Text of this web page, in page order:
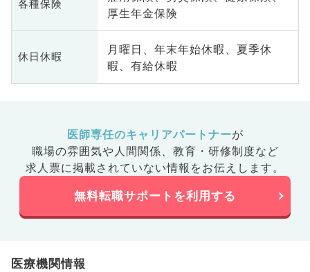
各種保険
厚生年金保険
休日休暇
月曜日、年末年始休暇、夏季休
暇、有給休暇
医師専任のキャリアパートナーが
職場の雰囲気や人間関係、 教育・研修制度など
求人票に掲載されていない情報をお伝えします。
無料転職サポートを利用する
医療機関情報